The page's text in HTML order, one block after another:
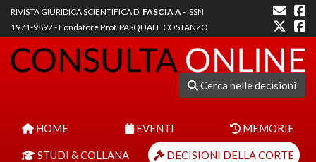
RIVISTA GIURIDICA SCIENTIFICA DI FASCIA A- ISSN
1971-9892 - Fondatore Prof. PASQUALE COSTANZO
Cerca nelle decisioni
HOME EVENTI MEMORIE
STUDI & COLLANA DECISIONI DELLA CORTE